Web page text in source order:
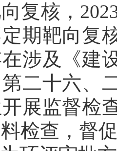
复核，
期靶向复
涉及《建
二十六、
展监督检
检查，督